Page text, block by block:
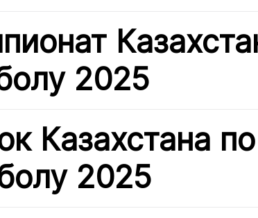
2025
Казахстана по
2025